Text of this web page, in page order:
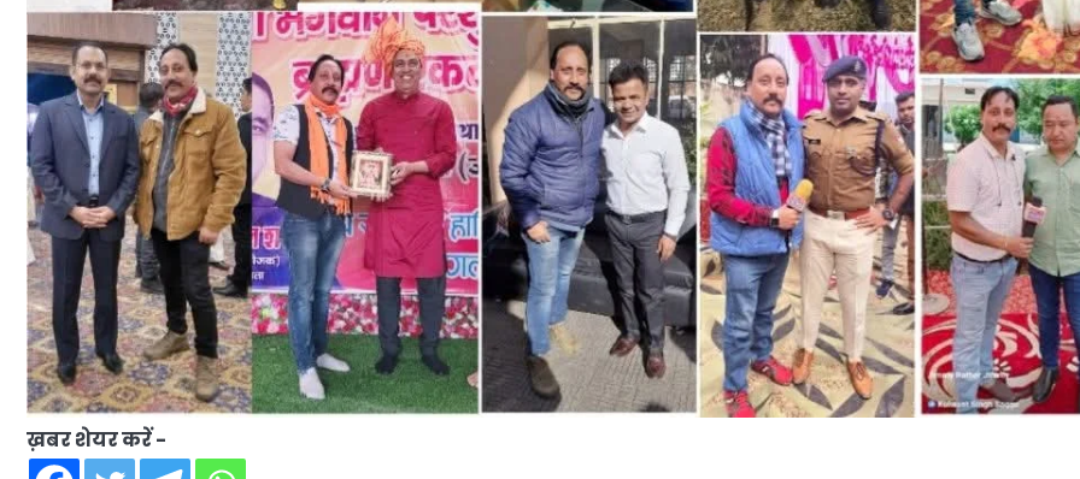
ख़बर शेयर करें -